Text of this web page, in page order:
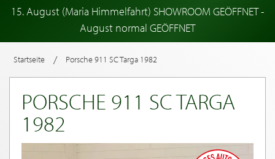
15. August (Maria Himmelfahrt) SHOWROOM GEÖFFNET -
August normal GEÖFFNET
Startseite / Porsche 911 SC Targa 1982
PORSCHE 911 SC TARGA
1982